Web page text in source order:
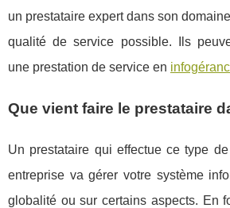
un prestataire expert dans son
qualité de service possible. Ils
une prestation de service en
Que vient faire le prestataire
Un prestataire qui effectue ce type
entreprise va gérer votre système
globalité ou sur certains aspects. En